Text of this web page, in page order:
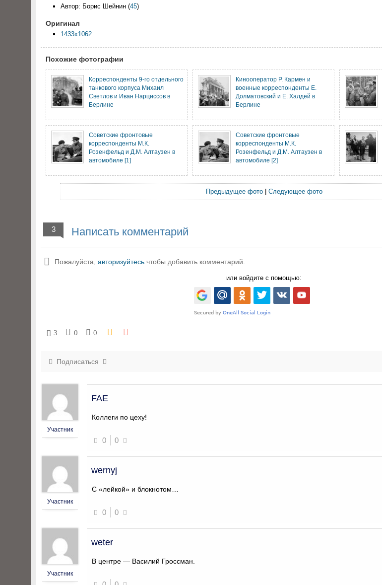
Автор: Борис Шейнин (45)
Оригинал
1433x1062
Похожие фотографии
Корреспонденты 9-го отдельного
танкового корпуса Михаил
Светлов и Иван Нарциссов в
Берлине
Кинооператор Р. Кармен и
военные корреспонденты Е.
Долматовский и Е. Халдей в
Берлине
Советские фронтовые
корреспонденты М.К.
Розенфельд и Д.М. Алтаузен в
автомобиле [1]
Советские фронтовые
корреспонденты М.К.
Розенфельд и Д.М. Алтаузен в
автомобиле [2]
Предыдущее фото| Следующее фото
3 Написать комментарий
Пожалуйста, авторизуйтесь чтобы добавить комментарий.
или войдите с помощью:
3 0 0
Подписаться
Участник
FAE
Коллеги по цеху!
0 0
Участник
wernyj
С «лейкой» и блокнотом…
0 0
Участник
weter
В центре — Василий Гроссман.